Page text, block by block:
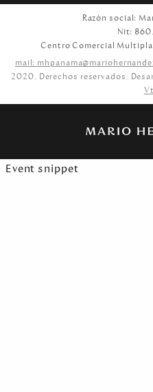
Razón social:
Nit:
Centro Comercial
mail:
2020. Derechos reservados.
Event snippet